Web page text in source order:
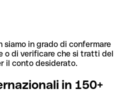
siamo in grado di confermare
o di verificare che si tratti del
il conto desiderato.
in 150+